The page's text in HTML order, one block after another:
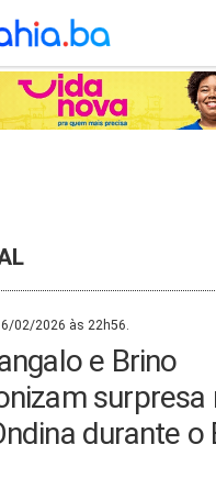
02/2026 às 22h56.
e Brino
durante o